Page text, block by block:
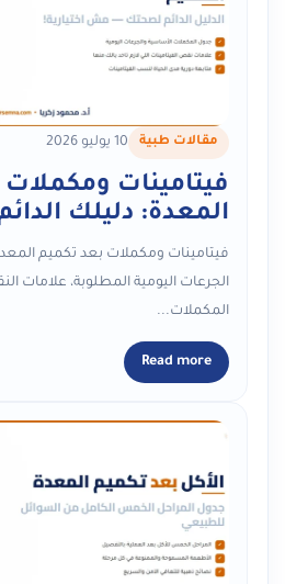
مقالات طبية 10 يوليو 2026
فيتامينات
المعدة: دليلك
فيتامينات ومكملات بعد تكميم
الجرعات اليومية المطلوبة، علامات
المكملات...
Read more